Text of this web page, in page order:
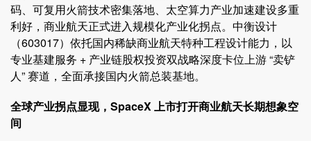
码、可复用火箭技术密集落地、太空算力产业加速建设多重
利好，商业航天正式进入规模化产业化拐点。中衡设计
（603017）依托国内稀缺商业航天特种工程设计能力，以
专业基建服务 + 产业链股权投资双战略深度卡位上游 “卖铲
人” 赛道，全面承接国内火箭总装基地。
全球产业拐点显现，SpaceX 上市打开商业航天长期想象空
间